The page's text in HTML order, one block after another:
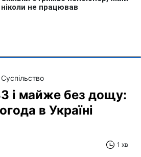
Суспільство
і майже без дощу:
в Україні
1 хв